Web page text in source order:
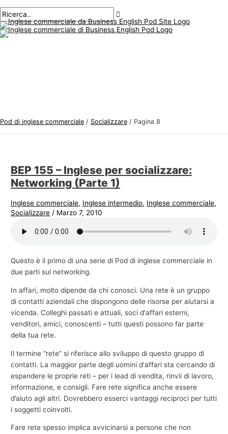
al
contenuto
principale
Pod di inglese commerciale / Socializzare / Pagina 8
BEP 155 – Inglese per socializzare:
Networking (Parte 1)
Inglese commerciale, Inglese intermedio, Inglese commerciale,
Socializzare / Marzo 7, 2010
Questo è il primo di una serie di Pod di inglese commerciale in
due parti sul networking.
In affari, molto dipende da chi conosci. Una rete è un gruppo
di contatti aziendali che dispongono delle risorse per aiutarsi a
vicenda. Colleghi passati e attuali, soci d'affari esterni,
venditori, amici, conoscenti – tutti questi possono far parte
della tua rete.
Il termine “rete” si riferisce allo sviluppo di questo gruppo di
contatti. La maggior parte degli uomini d'affari sta cercando di
espandere le proprie reti – per i lead di vendita, rinvii di lavoro,
informazione, e consigli. Fare rete significa anche essere
d’aiuto agli altri. Dovrebbero esserci vantaggi reciproci per tutti
i soggetti coinvolti.
Fare rete spesso implica avvicinarsi a persone che non
A
r
g
n
g
l
e
o
m
r
c
i
a
l
e
C
e
r